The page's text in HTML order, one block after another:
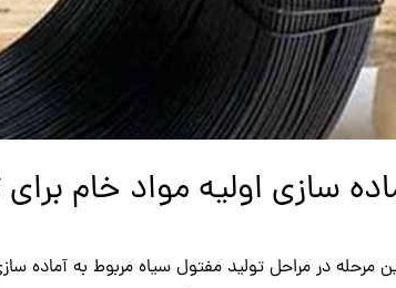
سازی اولیه مواد خام
مرحله در مراحل تولید مفتول سیاه مربوط به آماده